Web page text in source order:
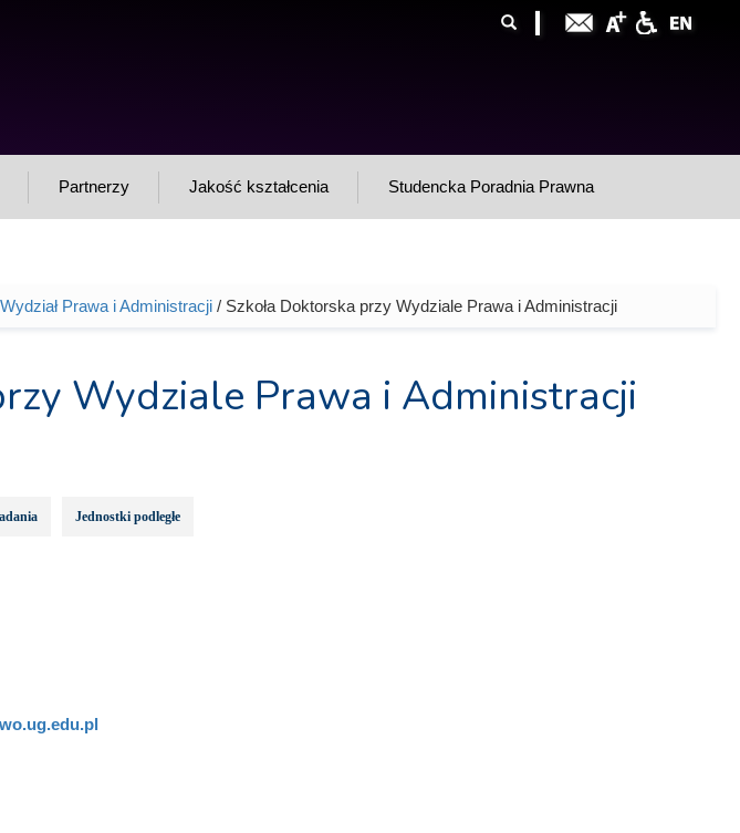
Partnerzy Jakość kształcenia Studencka Poradnia Prawna
Wydział Prawa i Administracji/ Szkoła Doktorska przy Wydziale Prawa i Administracji
Wydziale Prawa i Administracji
Jednostki podległe